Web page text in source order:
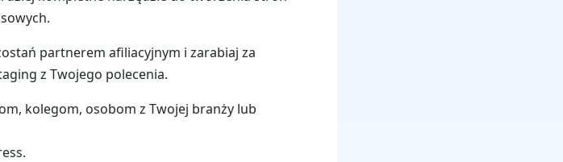
partnerem afiliacyjnym i zarabiaj za
z Twojego polecenia.
kolegom, osobom z Twojej branży lub